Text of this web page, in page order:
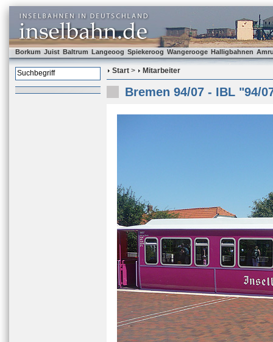
Borkum Juist Baltrum Langeoog Spiekeroog Wangerooge Halligbahnen
Start > Mitarbeiter
Bremen 94/07 - IBL "94/